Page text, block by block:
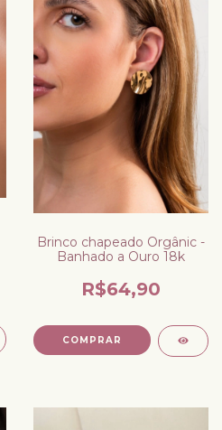
Brinco chapeado Orgânic -
Banhado a Ouro 18k
R$64,90